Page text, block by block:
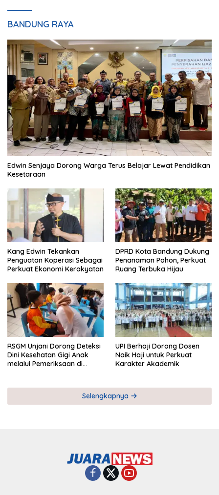
BANDUNG RAYA
Edwin Senjaya Dorong Warga Terus Belajar Lewat Pendidikan
Kesetaraan
Kang Edwin Tekankan
Penguatan Koperasi Sebagai
Perkuat Ekonomi Kerakyatan
DPRD Kota Bandung Dukung
Penanaman Pohon, Perkuat
Ruang Terbuka Hijau
RSGM Unjani Dorong Deteksi
Dini Kesehatan Gigi Anak
melalui Pemeriksaan di
UPI Berhaji Dorong Dosen
Naik Haji untuk Perkuat
Karakter Akademik
Selengkapnya